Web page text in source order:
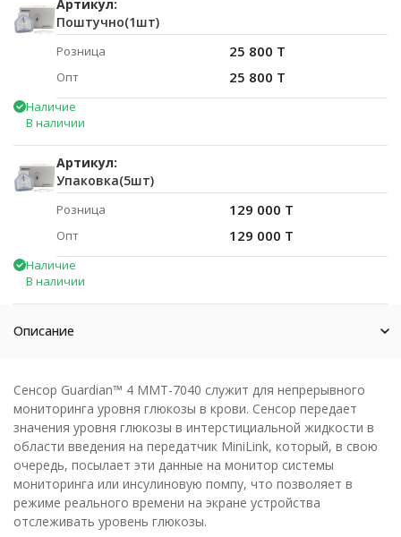
Артикул:
Поштучно(1шт)
Розница 25 800 T
Опт 25 800 T
Наличие
В наличии
Артикул:
Упаковка(5шт)
Розница 129 000 T
Опт 129 000 T
Наличие
В наличии
Описание
Сенсор Guardian™ 4 ММТ-7040 служит для непрерывного
мониторинга уровня глюкозы в крови. Сенсор передает
значения уровня глюкозы в интерстициальной жидкости в
области введения на передатчик MiniLink, который, в свою
очередь, посылает эти данные на монитор системы
мониторинга или инсулиновую помпу, что позволяет в
режиме реального времени на экране устройства
отслеживать уровень глюкозы.